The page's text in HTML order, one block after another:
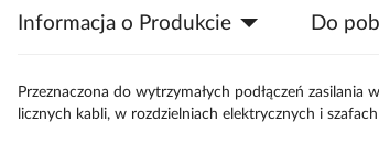
galerii
Informacja o Produkcie Do
Przeznaczona do wytrzymałych podłączeń
licznych kabli, w rozdzielniach elektrycznych i